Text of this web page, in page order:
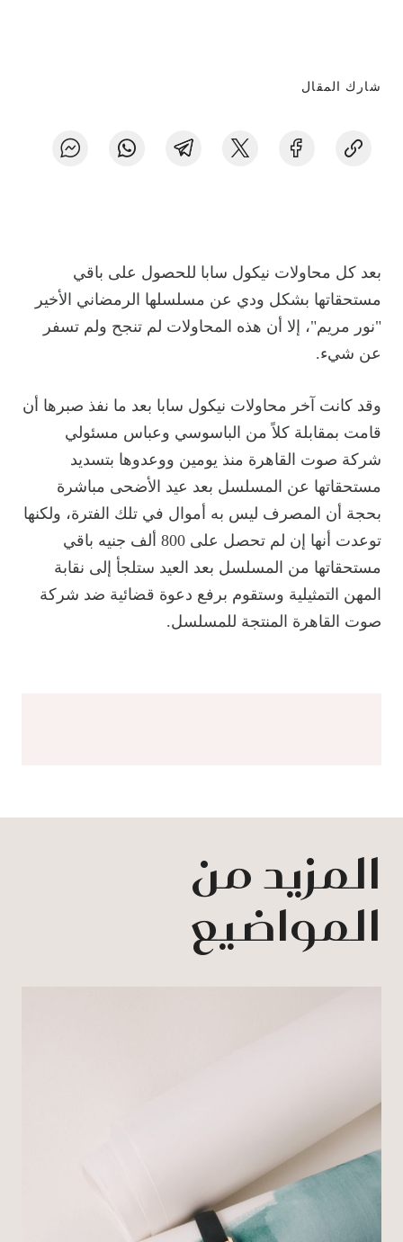
شارك المقال
بعد كل محاولات نيكول سابا للحصول على باقي
مستحقاتها بشكل ودي عن مسلسلها الرمضاني الأخير
"نور مريم"، إلا أن هذه المحاولات لم تنجح ولم تسفر
عن شيء.
وقد كانت آخر محاولات نيكول سابا بعد ما نفذ صبرها أن
قامت بمقابلة كلاً من الباسوسي وعباس مسئولي
شركة صوت القاهرة منذ يومين ووعدوها بتسديد
مستحقاتها عن المسلسل بعد عيد الأضحى مباشرة
بحجة أن المصرف ليس به أموال في تلك الفترة، ولكنها
توعدت أنها إن لم تحصل على 800 ألف جنيه باقي
مستحقاتها من المسلسل بعد العيد ستلجأ إلى نقابة
المهن التمثيلية وستقوم برفع دعوة قضائية ضد شركة
صوت القاهرة المنتجة للمسلسل.
المزيد من
المواضيع